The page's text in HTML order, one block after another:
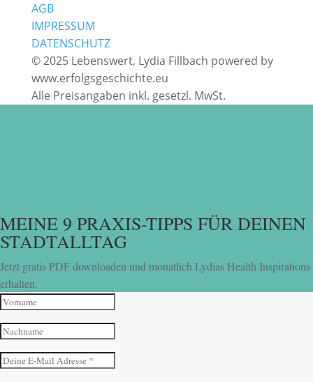
AGB
IMPRESSUM
DATENSCHUTZ
© 2025 Lebenswert, Lydia Fillbach powered by
www.erfolgsgeschichte.eu
Alle Preisangaben inkl. gesetzl. MwSt.
MEINE 9 PRAXIS-TIPPS FÜR DEINEN
STADTALLTAG
Jetzt gratis PDF downloaden und monatlich Lydias Health Inspirations
erhalten.